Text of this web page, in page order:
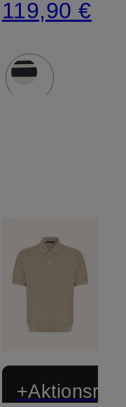
119,90 €